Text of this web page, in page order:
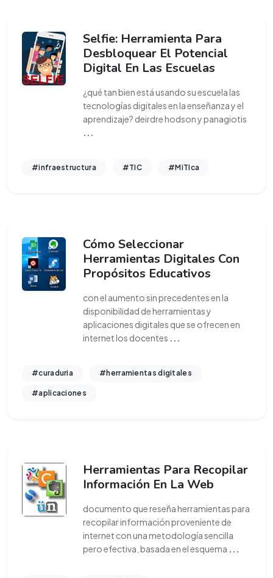
Selfie: Herramienta Para
Desbloquear El Potencial
Digital En Las Escuelas
¿qué tan bien está usando su escuela las
tecnologías digitales en la enseñanza y el
aprendizaje? deirdre hodson y panagiotis
...
#infraestructura #TIC #MiTIca
Cómo Seleccionar
Herramientas Digitales Con
Propósitos Educativos
con el aumento sin precedentes en la
disponibilidad de herramientas y
aplicaciones digitales que se ofrecen en
internet los docentes ...
#curaduria #herramientas digitales
#aplicaciones
Herramientas Para Recopilar
Información En La Web
documento que reseña herramientas para
recopilar información proveniente de
internet con una metodología sencilla
pero efectiva, basada en el esquema ...